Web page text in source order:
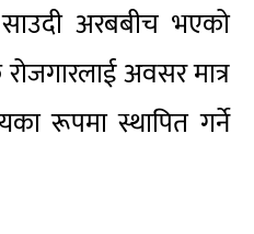
अरबबीच भएको
अवसर मात्र
रूपमा स्थापित गर्ने